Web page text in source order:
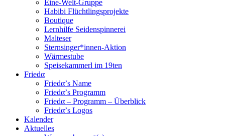
Eine-Welt-Gruppe
Habibi Flüchtlingsprojekte
Boutique
Lernhilfe Seidenspinnerei
Malteser
Sternsinger*innen-Aktion
Wärmestube
Speisekammerl im 19ten
Friedα
Friedα’s Name
Friedα’s Programm
Friedα – Programm – Überblick
Friedα’s Logos
Kalender
Aktuelles